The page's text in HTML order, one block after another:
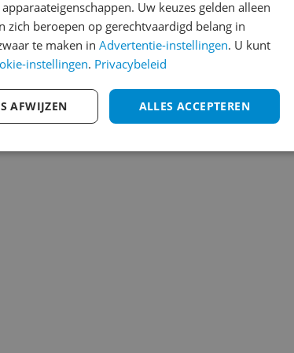
5
4
3
2
1
Vraag 1 van 4
Uw keuzes gelden alleen
zich beroepen op gerechtvaardigd belang in
te maken in Advertentie-instellingen. U kunt
instellingen. Privacybeleid
ALLES ACCEPTEREN
AFWIJZEN